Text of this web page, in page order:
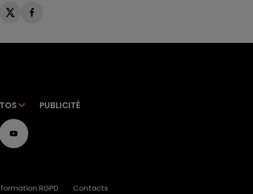
PUBLICITÉ
RGPD Contacts